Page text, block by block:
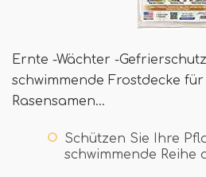
Ernte -Wächter -
schwimmende Frostdecke
Rasensamen…
Schützen Sie Ihre
schwimmende Reihe